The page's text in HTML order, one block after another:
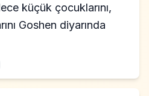
küçük çocuklarını,
Goshen diyarında